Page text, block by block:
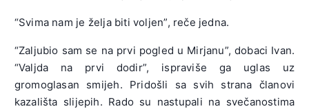
“Svima nam je želja biti voljen”, reče jedna.
“Zaljubio sam se na prvi pogled u Mirjanu”, dobaci Ivan.
“Valjda na prvi dodir”, ispraviše ga uglas uz
gromoglasan smijeh. Pridošli sa svih strana članovi
kazališta slijepih. Rado su nastupali na svečanostima